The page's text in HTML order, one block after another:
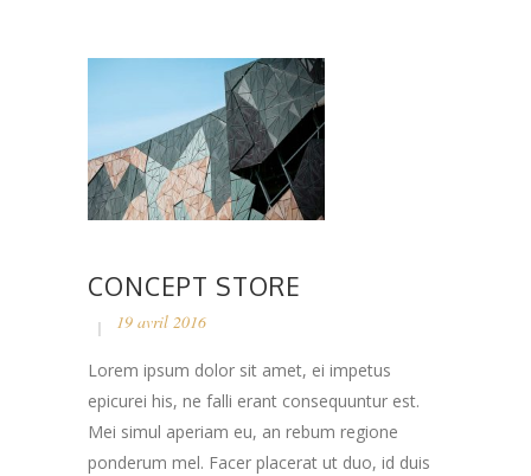
CONCEPT STORE
19 avril 2016
Lorem ipsum dolor sit amet, ei impetus
epicurei his, ne falli erant consequuntur est.
Mei simul aperiam eu, an rebum regione
ponderum mel. Facer placerat ut duo, id duis